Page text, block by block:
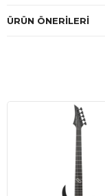
ÜRÜN ÖNERILERI